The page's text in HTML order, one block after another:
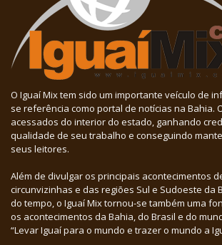
O Iguaí Mix tem sido um importante veículo de
se referência como portal de notícias na Bahia.
acessados do interior do estado, ganhando
qualidade de seu trabalho e conseguindo
seus leitores.
Além de divulgar os principais acontecimentos
circunvizinhas e das regiões Sul e Sudoeste da
do tempo, o Iguaí Mix tornou-se também uma
os acontecimentos da Bahia, do Brasil e do
“Levar Iguaí para o mundo e trazer o mundo a